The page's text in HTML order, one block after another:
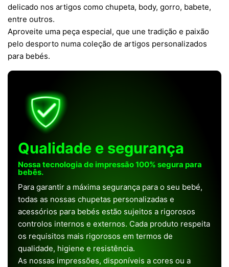
delicado nos artigos como chupeta, body, gorro, babete,
entre outros.
Aproveite uma peça especial, que une tradição e paixão
pelo desporto numa coleção de artigos personalizados
para bebés.
Qualidade e segurança
Nossa tecnologia de impressão 100% segura para
bebês.
Para garantir a máxima segurança para o seu bebé,
todas as nossas chupetas personalizadas e
acessórios para bebés estão sujeitos a rigorosos
controlos internos e externos. Cada produto respeita
os requisitos mais rigorosos em termos de
qualidade, higiene e resistência.
As nossas impressões, disponíveis a cores ou a